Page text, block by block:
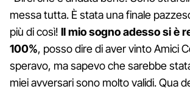
messa tutta. È stata una finale
più di così! Il mio sogno adesso si è
100%, posso dire di aver vinto Amici
speravo, ma sapevo che sarebbe
miei avversari sono molto validi. Qua